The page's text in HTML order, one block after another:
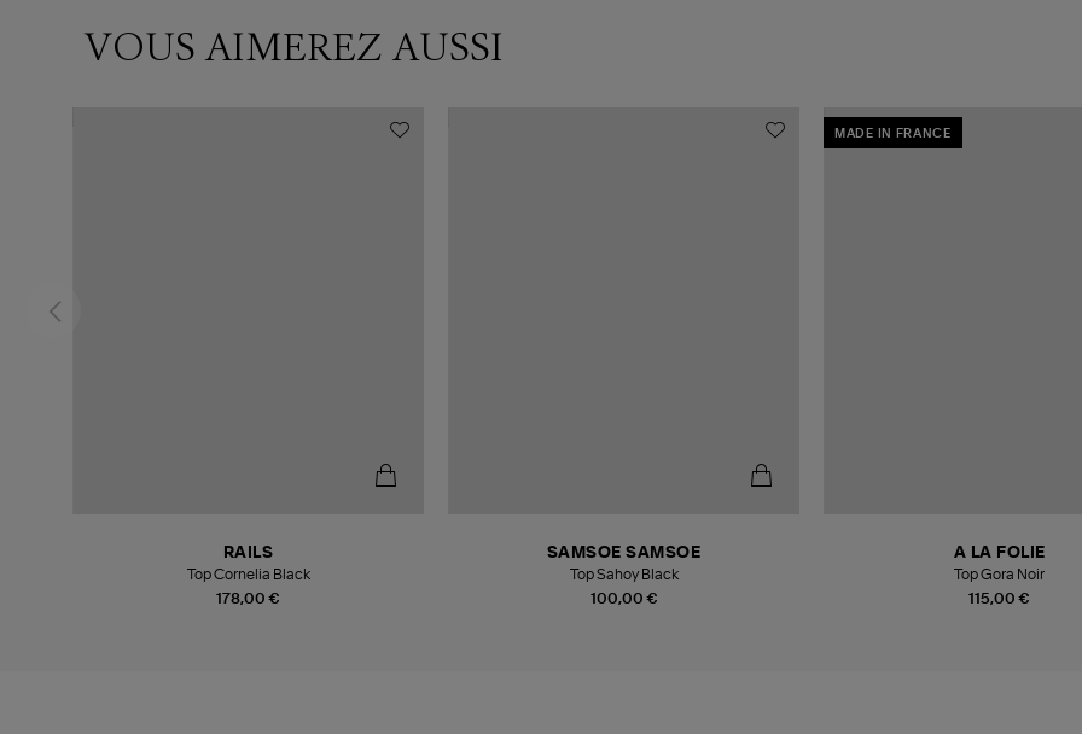
VOUS AIMEREZ AUSSI
178,00 €
RAILS
Top Cornelia Black
100,00 €
SAMSOE SAMSOE
Top Sahoy Black
MADE IN FRANCE
115,00 €
A LA FOLIE
Top Gora Noir